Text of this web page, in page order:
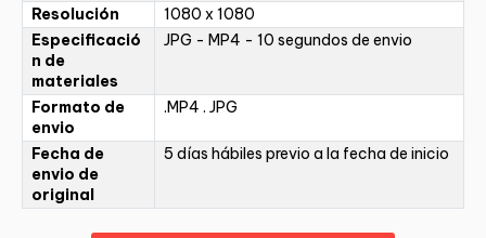
Resolución
1080 x 1080
Especificació
n de
materiales
JPG - MP4 - 10 segundos de envio
Formato de
envio
.MP4 . JPG
Fecha de
envio de
original
5 días hábiles previo a la fecha de inicio